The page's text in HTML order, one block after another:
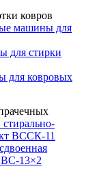
ковров
машины для
для стирки
для ковровых
ВССК-11
13×2